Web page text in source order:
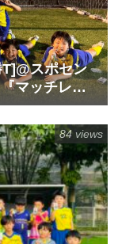
スポセン
マッチレポ
84 views